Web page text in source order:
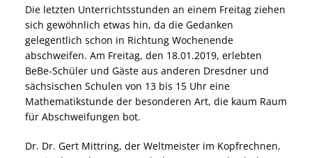
Die letzten Unterrichtsstunden an einem Freitag ziehen
sich gewöhnlich etwas hin, da die Gedanken
gelegentlich schon in Richtung Wochenende
abschweifen. Am Freitag, den 18.01.2019, erlebten
BeBe-Schüler und Gäste aus anderen Dresdner und
sächsischen Schulen von 13 bis 15 Uhr eine
Mathematikstunde der besonderen Art, die kaum Raum
für Abschweifungen bot.
Dr. Dr. Gert Mittring, der Weltmeister im Kopfrechnen,